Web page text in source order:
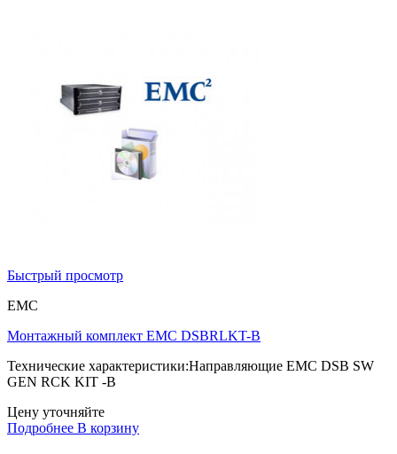
Быстрый просмотр
EMC
Монтажный комплект EMC DSBRLKT-B
Технические характеристики:Направляющие EMC DSB SW
GEN RCK KIT -B
Цену уточняйте
Подробнее В корзину